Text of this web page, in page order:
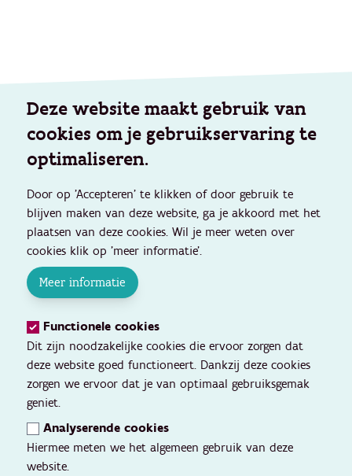
Deze website maakt gebruik van
cookies om je gebruikservaring te
optimaliseren.
Door op 'Accepteren' te klikken of door gebruik te
blijven maken van deze website, ga je akkoord met het
plaatsen van deze cookies. Wil je meer weten over
cookies klik op 'meer informatie'.
Meer informatie
Functionele cookies
Dit zijn noodzakelijke cookies die ervoor zorgen dat
deze website goed functioneert. Dankzij deze cookies
zorgen we ervoor dat je van optimaal gebruiksgemak
geniet.
Analyserende cookies
Hiermee meten we het algemeen gebruik van deze
website.